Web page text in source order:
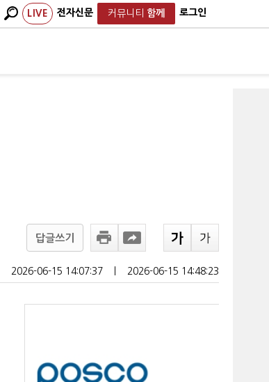
LIVE 전자신문 커뮤니티 함께 로그인
답글쓰기
2026-06-15 14:07:37 2026-06-15 14:48:23